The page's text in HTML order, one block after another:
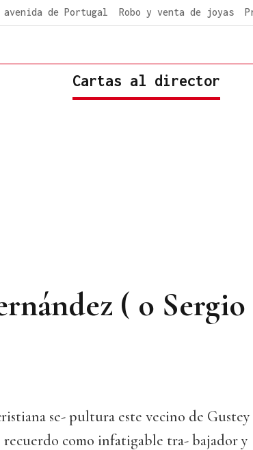
de Portugal Robo y venta de joyas
Cartas al director
( o
se- pultura este vecino de Gustey
como infatigable tra- bajador y